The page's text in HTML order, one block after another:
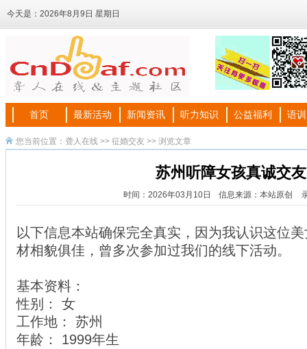
今天是： 2026年8月9日 星期日
首页 最新活动 新闻资讯 听力知识 公益福利 语
您当前位置： 聋人在线>> 征婚交友 >> 浏览文章
苏州听障女孩真诚交
时间：2026年03月10日 信息来源：本站原创
以下信息本站确保完全真实，因为我认识这位
材相貌俱佳， 曾多次参加过我们的线下活动。
基本资料：
性别： 女
工作地： 苏州
年龄： 1999年生